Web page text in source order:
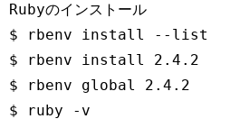
Rubyのインストール
$ rbenv install --list
$ rbenv install 2.4.2
$ rbenv global 2.4.2
$ ruby -v